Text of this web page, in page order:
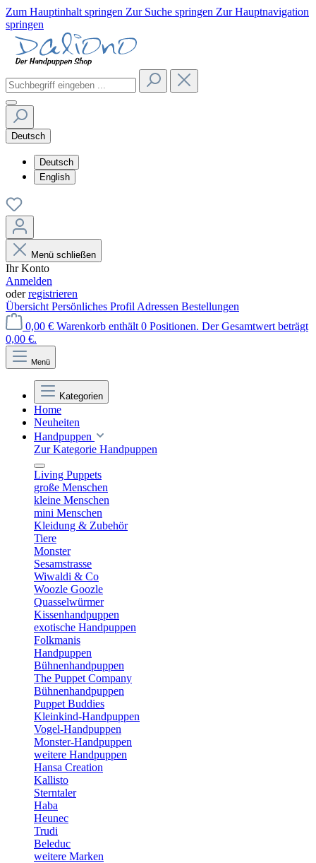
Zum Hauptinhalt springen Zur Suche springen Zur Hauptnavigation
springen
Deutsch
Deutsch
English
Menü schließen
Ihr Konto
Anmelden
oderregistrieren
Übersicht Persönliches Profil Adressen Bestellungen
0,00 € Warenkorb enthält 0 Positionen. Der Gesamtwert beträgt
0,00 €.
Menü
Kategorien
Home
Neuheiten
Handpuppen
Zur Kategorie Handpuppen
Living Puppets
große Menschen
kleine Menschen
mini Menschen
Kleidung & Zubehör
Tiere
Monster
Sesamstrasse
Wiwaldi & Co
Woozle Goozle
Quasselwürmer
Kissenhandpuppen
exotische Handpuppen
Folkmanis
Handpuppen
Bühnenhandpuppen
The Puppet Company
Bühnenhandpuppen
Puppet Buddies
Kleinkind-Handpuppen
Vogel-Handpuppen
Monster-Handpuppen
weitere Handpuppen
Hansa Creation
Kallisto
Sterntaler
Haba
Heunec
Trudi
Beleduc
weitere Marken